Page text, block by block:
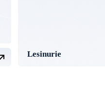
Lesinurie